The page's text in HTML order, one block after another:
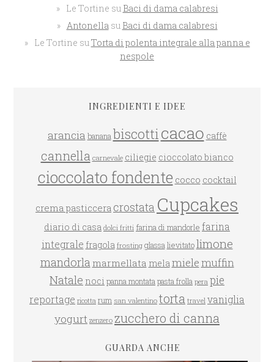
Le Tortine su Baci di dama calabresi
Antonella su Baci di dama calabresi
Le Tortine su Torta di polenta integrale alla panna e
nespole
INGREDIENTI E IDEE
arancia banana biscotticacao caffè
cannella carnevale ciliegie cioccolato bianco
cioccolato fondente cocco cocktail
crema pasticcera crostata Cupcakes
diario di casa dolci fritti farina di mandorle farina
integrale fragola frosting glassa lievitato limone
mandorla marmellata mela mielemuffin
Natale noci panna montata pasta frolla pera pie
reportage ricotta rum san valentino torta travel vaniglia
yogurt zenzero zucchero di canna
GUARDA ANCHE